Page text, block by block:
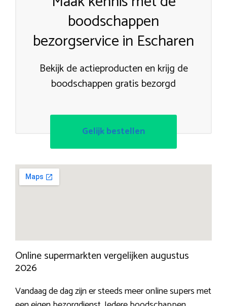
boodschappen
bezorgservice in Escharen
Bekijk de actieproducten en krijg de
boodschappen gratis bezorgd
Gelijk bestellen
Online supermarkten vergelijken augustus
2026
Vandaag de dag zijn er steeds meer online supers met